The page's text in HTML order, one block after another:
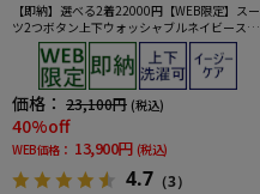
【即納】選べる2着22000円【WEB限定】スー
ツ2つボタン上下ウォッシャブルネイビースト
ライプ3シーズン対応
価格： 23,100円 (税込)
40%off
WEB価格： 13,900円 (税込)
4.7 （3）